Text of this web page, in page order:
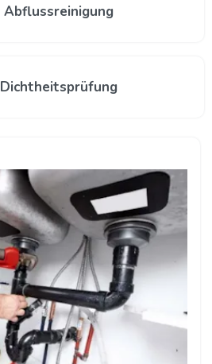
Abflussreinigung
Dichtheitsprüfung